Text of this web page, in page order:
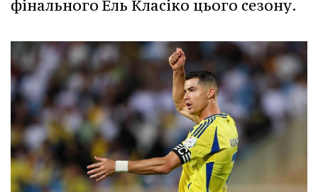
фінального Ель Класіко цього сезону.